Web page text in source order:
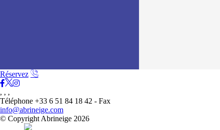
Réservez
, , ,
Téléphone +33 6 51 84 18 42 - Fax
info@abrineige.com
© Copyright Abrineige 2026